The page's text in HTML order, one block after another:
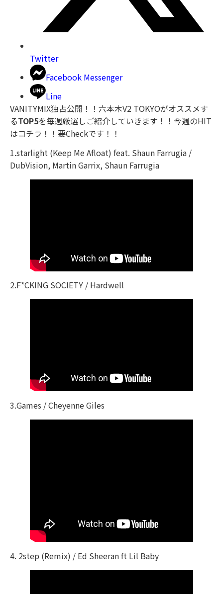
Twitter
Facebook Messenger
Line
VANITYMIX独占公開！！六本木V2 TOKYOがオススメす
るTOP5を毎週厳選しご紹介していきます！！今週のHIT
はコチラ！！要Checkです！！
1.starlight (Keep Me Afloat) feat. Shaun Farrugia /
DubVision, Martin Garrix, Shaun Farrugia
2.F*CKING SOCIETY / Hardwell
3.Games / Cheyenne Giles
4. 2step (Remix) / Ed Sheeran ft Lil Baby